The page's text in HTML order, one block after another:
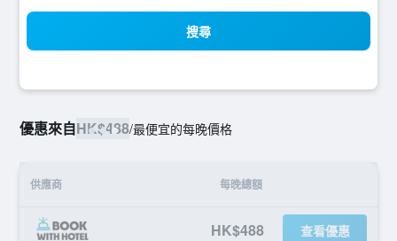
搜尋
優惠來自HK$488/最便宜的每晚價格
供應商 每晚總額
HK$488 查看優惠